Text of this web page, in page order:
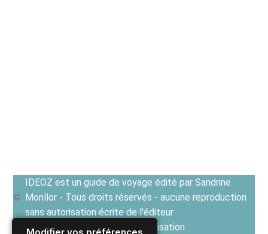
IDEOZ est un guide de voyage édité par Sandrine
Monllor - Tous droits réservés - aucune reproduction
sans autorisation écrite de l'éditeur
Voir les Conditions générales d'utilisation